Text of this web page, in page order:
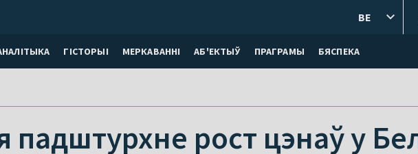
ГІСТОРЫІ МЕРКАВАННI АБ'ЕКТЫЎ ПРАГРАМЫ БЯСПЕКА
BE
падштурхне рост цэнаў у